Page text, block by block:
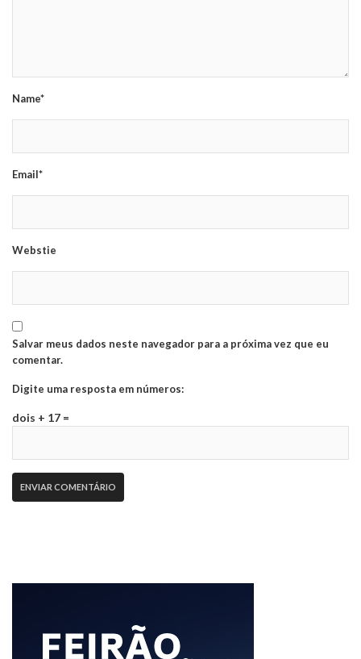
Name*
Email*
Webstie
Salvar meus dados neste navegador para a próxima vez que eu
comentar.
Digite uma resposta em números:
dois + 17 =